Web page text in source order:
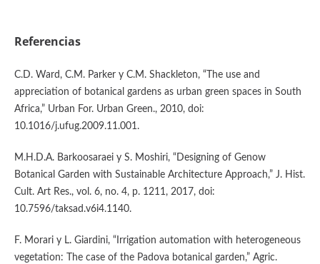
Referencias
C.D. Ward, C.M. Parker y C.M. Shackleton, “The use and
appreciation of botanical gardens as urban green spaces in South
Africa,” Urban For. Urban Green., 2010, doi:
10.1016/j.ufug.2009.11.001.
M.H.D.A. Barkoosaraei y S. Moshiri, “Designing of Genow
Botanical Garden with Sustainable Architecture Approach,” J. Hist.
Cult. Art Res., vol. 6, no. 4, p. 1211, 2017, doi:
10.7596/taksad.v6i4.1140.
F. Morari y L. Giardini, “Irrigation automation with heterogeneous
vegetation: The case of the Padova botanical garden,” Agric.